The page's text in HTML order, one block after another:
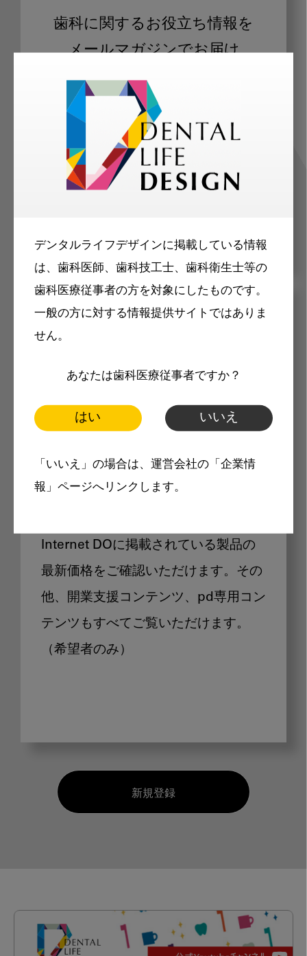
デンタルライフデザインに掲載している情報
は、歯科医師、歯科技工士、歯科衛生士等の
歯科医療従事者の方を対象にしたものです。
一般の方に対する情報提供サイトではありま
せん。
あなたは歯科医療従事者ですか？
はい いいえ
「いいえ」の場合は、運営会社の「企業情
報」ページへリンクします。
歯科に関するお役立ち情報を
メールマガジンでお届け
ご登録いただいた職種（歯科医師、歯
科衛生士、歯科技工士）に合わせた内
容のメールマガジンをお届けします。
メリット
製品価格も閲覧可能
Internet DOに掲載されている製品の
最新価格をご確認いただけます。その
他、開業支援コンテンツ、pd専用コン
テンツもすべてご覧いただけます。
（希望者のみ）
新規登録